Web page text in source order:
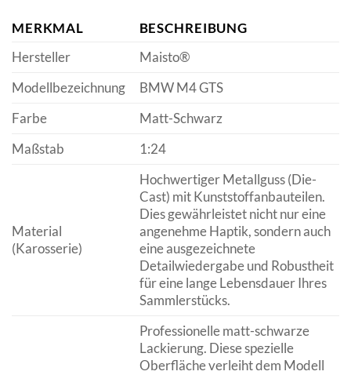
MERKMAL
BESCHREIBUNG
Hersteller
Maisto®
Modellbezeichnung
BMW M4 GTS
Farbe
Matt-Schwarz
Maßstab
1:24
Material
(Karosserie)
Hochwertiger Metallguss (Die-
Cast) mit Kunststoffanbauteilen.
Dies gewährleistet nicht nur eine
angenehme Haptik, sondern auch
eine ausgezeichnete
Detailwiedergabe und Robustheit
für eine lange Lebensdauer Ihres
Sammlerstücks.
Professionelle matt-schwarze
Lackierung. Diese spezielle
Oberfläche verleiht dem Modell